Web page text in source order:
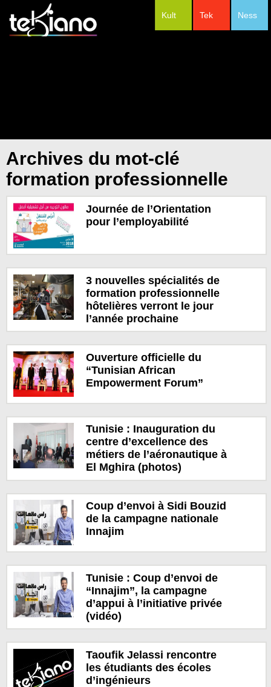
Ness
Tek
Kult
Archives du mot-clé
formation professionnelle
Journée de l’Orientation
pour l’employabilité
3 nouvelles spécialités de
formation professionnelle
hôtelières verront le jour
l’année prochaine
Ouverture officielle du
“Tunisian African
Empowerment Forum”
Tunisie : Inauguration du
centre d’excellence des
métiers de l’aéronautique à
El Mghira (photos)
Coup d’envoi à Sidi Bouzid
de la campagne nationale
Innajim
Tunisie : Coup d’envoi de
“Innajim”, la campagne
d’appui à l’initiative privée
(vidéo)
Taoufik Jelassi rencontre
les étudiants des écoles
d’ingénieurs